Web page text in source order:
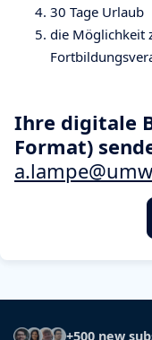
30 Tage Urlaub
die Möglichkeit
Ihre digitale
Format)
+500 new